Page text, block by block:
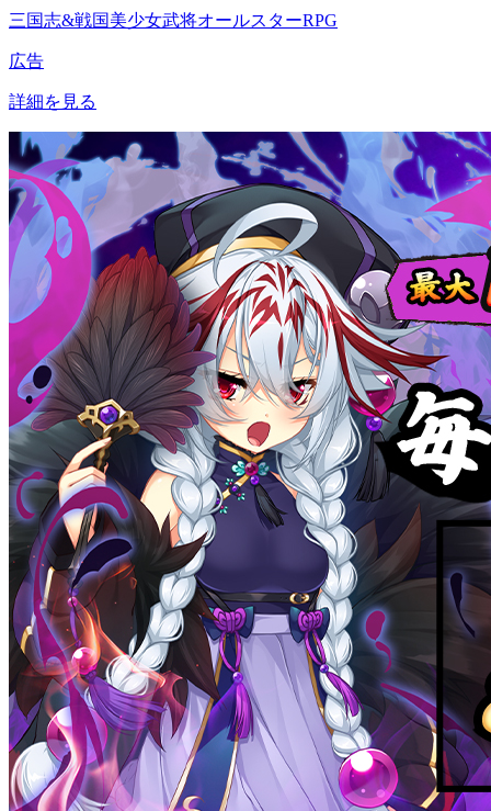
三国志&戦国美少女武将オールスターRPG
広告
詳細を見る